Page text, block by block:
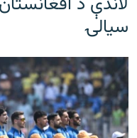
سیالۍ